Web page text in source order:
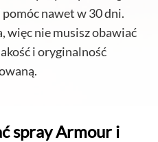
nawet w 30 dni.
więc nie musisz obawiać
i oryginalność
spray Armour i